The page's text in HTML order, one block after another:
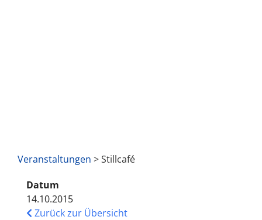
Veranstaltungen > Stillcafé
Datum
14.10.2015
Zurück zur Übersicht